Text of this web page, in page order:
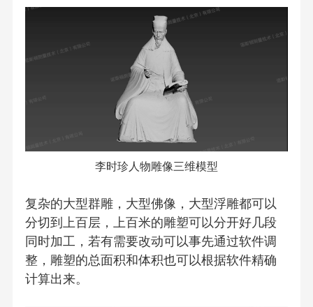
李时珍人物雕像三维模型
复杂的大型群雕，大型佛像，大型浮雕都可以
分切到上百层，上百米的雕塑可以分开好几段
同时加工，若有需要改动可以事先通过软件调
整，雕塑的总面积和体积也可以根据软件精确
计算出来。